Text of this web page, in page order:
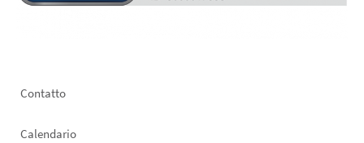
Footer
Contatto
Calendario